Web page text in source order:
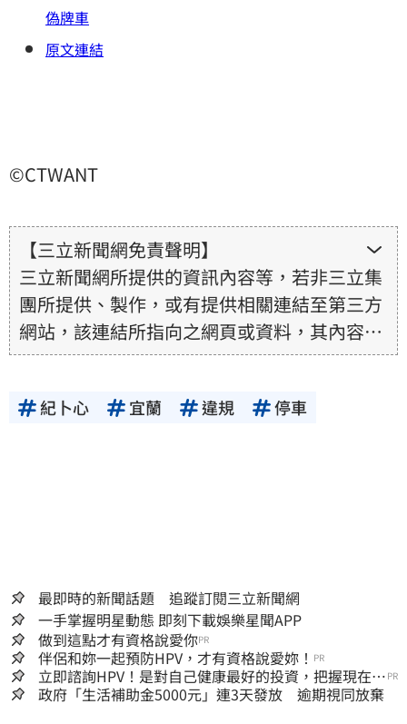
偽牌車
原文連結
©CTWANT
【三立新聞網免責聲明】
三立新聞網所提供的資訊內容等，若非三立集
團所提供、製作，或有提供相關連結至第三方
網站，該連結所指向之網頁或資料，其內容均
為所連結網站提供，相關權利均為該網站、內
其真實性、正確性、即時性、完整性或合法
紀卜心 宜蘭 違規 停車
最即時的新聞話題 追蹤訂閱三立新聞網
一手掌握明星動態 即刻下載娛樂星聞APP
做到這點才有資格說愛你PR
伴侶和妳一起預防HPV，才有資格說愛妳！ PR
立即諮詢HPV！是對自己健康最好的投資，把握現在不
嫌晚！
PR
政府「生活補助金5000元」連3天發放 逾期視同放棄